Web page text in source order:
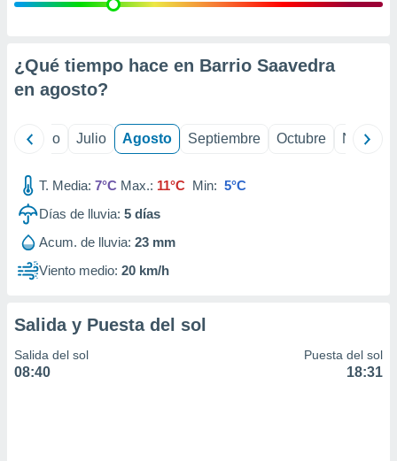
e
mediante
publicidad
de
1199
¿Qué tiempo hace en Barrio Saavedra
en agosto?
Junio Julio Agosto Septiembre Octubre
T. Media: 7°C Max.: 11°C Min: 5°C
Días de lluvia: 5 días
Acum. de lluvia: 23 mm
Viento medio: 20 km/h
Salida y Puesta del sol
Salida del sol
08:40
Puesta del sol
18:31